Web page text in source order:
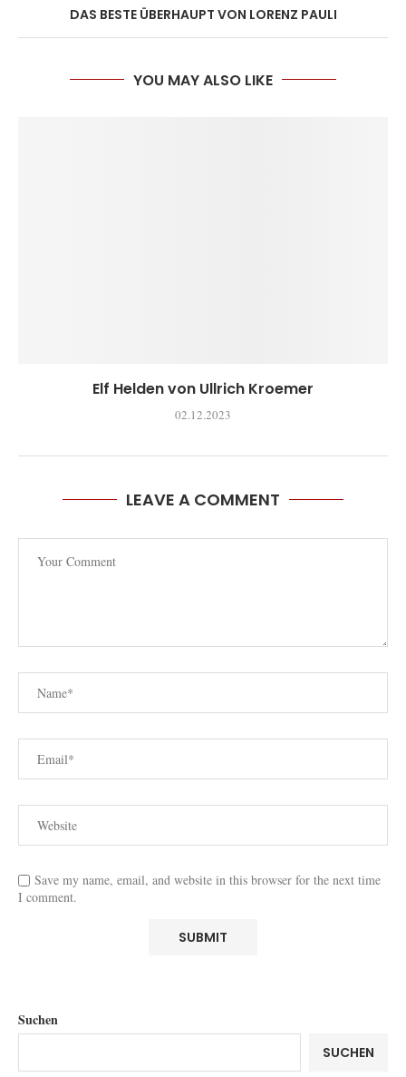
DAS BESTE ÜBERHAUPT VON LORENZ PAULI
YOU MAY ALSO LIKE
Elf Helden von Ullrich Kroemer
02.12.2023
LEAVE A COMMENT
Save my name, email, and website in this browser for the next time
I comment.
Suchen
SUCHEN